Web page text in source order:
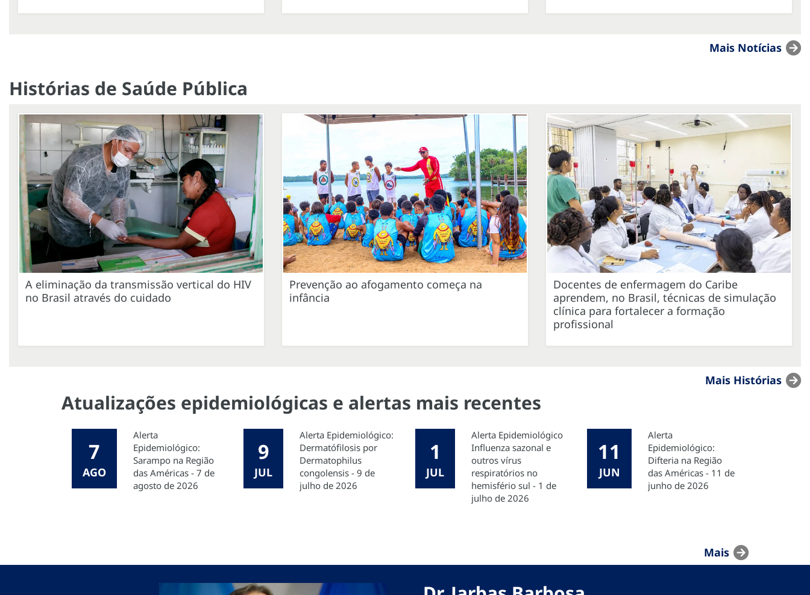
Mais Notícias
Histórias de Saúde Pública
A eliminação da transmissão vertical do HIV
no Brasil através do cuidado
Prevenção ao afogamento começa na
infância
Docentes de enfermagem do Caribe
aprendem, no Brasil, técnicas de simulação
clínica para fortalecer a formação
profissional
Mais Histórias
Atualizações epidemiológicas e alertas mais recentes
7
AGO
Alerta
Epidemiológico:
Sarampo na Região
das Américas - 7 de
agosto de 2026
9
JUL
Alerta Epidemiológico:
Dermatófilosis por
Dermatophilus
congolensis - 9 de
julho de 2026
1
JUL
Alerta Epidemiológico
Influenza sazonal e
outros vírus
respiratórios no
hemisfério sul - 1 de
julho de 2026
11
JUN
Alerta
Epidemiológico:
Difteria na Região
das Américas - 11 de
junho de 2026
Mais